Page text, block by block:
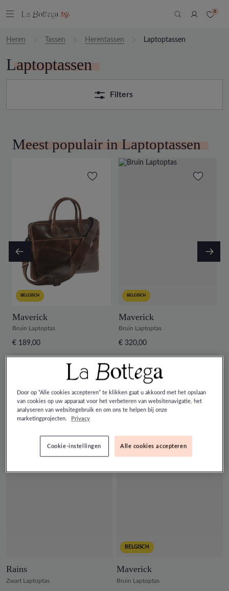
0
Heren Tassen Herentassen Laptoptassen
Laptoptassen
Filters
Meest populair in Laptoptassen
BELGISCH
Maverick
Bruin Laptoptas
€ 189,00
BELGISCH
Maverick
Bruin Laptoptas
€ 320,00
Rains
Zwart Laptoptas
BELGISCH
Maverick
Bruin Laptoptas
Door op “Alle cookies accepteren” te klikken gaat u akkoord met het opslaan
van cookies op uw apparaat voor het verbeteren van websitenavigatie, het
analyseren van websitegebruik en om ons te helpen bij onze
marketingprojecten.
Privacy
Alle cookies accepteren
Cookie-instellingen